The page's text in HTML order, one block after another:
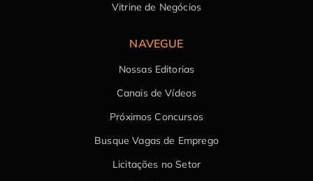
Vitrine de Negócios
NAVEGUE
Nossas Editorias
Canais de Vídeos
Próximos Concursos
Busque Vagas de Emprego
Licitações no Setor